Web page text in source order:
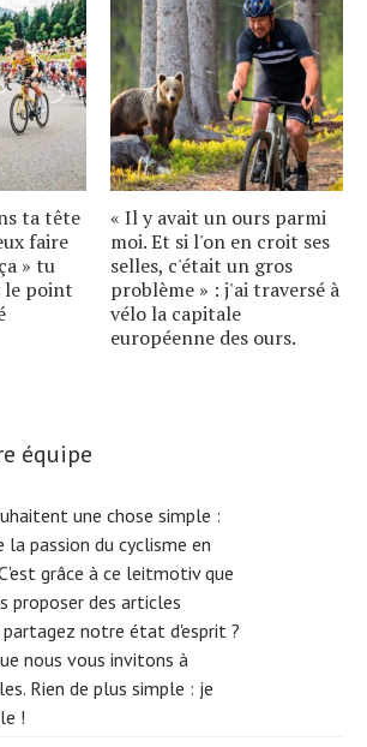
ta tête
faire
» tu
le point
« Il y avait un ours parmi
moi. Et si l'on en croit ses
selles, c'était un gros
problème » : j'ai traversé à
vélo la capitale
européenne des ours.
équipe
une chose simple :
passion du cyclisme en
grâce à ce leitmotiv que
proposer des articles
partagez notre état d'esprit ?
nous vous invitons à
Rien de plus simple : je
!